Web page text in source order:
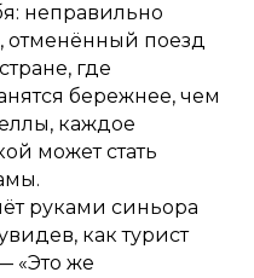
неправильно
отменённый поезд
где
бережнее, чем
каждое
может стать
руками синьора
как турист
«Это же